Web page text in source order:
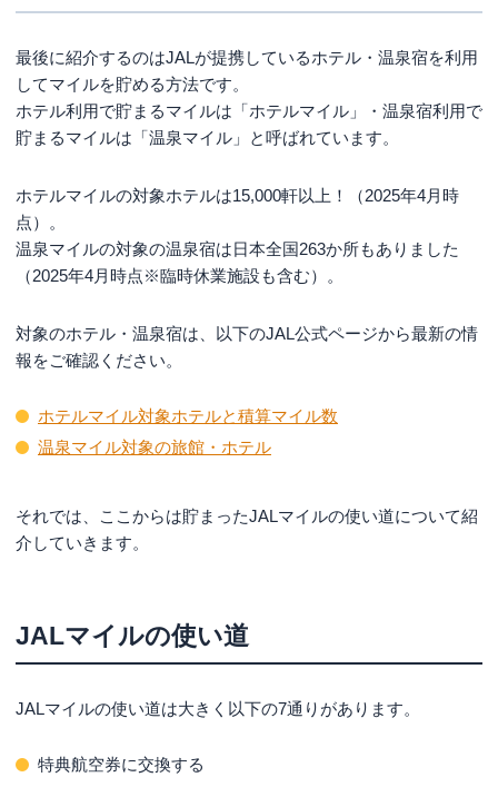
最後に紹介するのはJALが提携しているホテル・温泉宿を利用
してマイルを貯める方法です。
ホテル利用で貯まるマイルは「ホテルマイル」・温泉宿利用で
貯まるマイルは「温泉マイル」と呼ばれています。
ホテルマイルの対象ホテルは15,000軒以上！（2025年4月時
点）。
温泉マイルの対象の温泉宿は日本全国263か所もありました
（2025年4月時点※臨時休業施設も含む）。
対象のホテル・温泉宿は、以下のJAL公式ページから最新の情
報をご確認ください。
ホテルマイル対象ホテルと積算マイル数
温泉マイル対象の旅館・ホテル
それでは、ここからは貯まったJALマイルの使い道について紹
介していきます。
JALマイルの使い道
JALマイルの使い道は大きく以下の7通りがあります。
特典航空券に交換する